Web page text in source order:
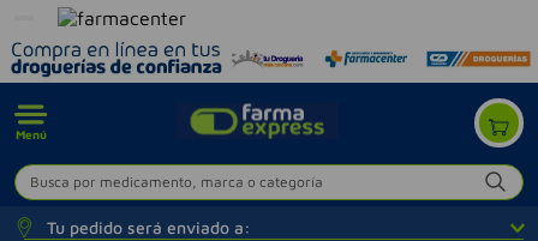
Menú
Busca por medicamento, marca o categoría
Tu pedido será enviado a: